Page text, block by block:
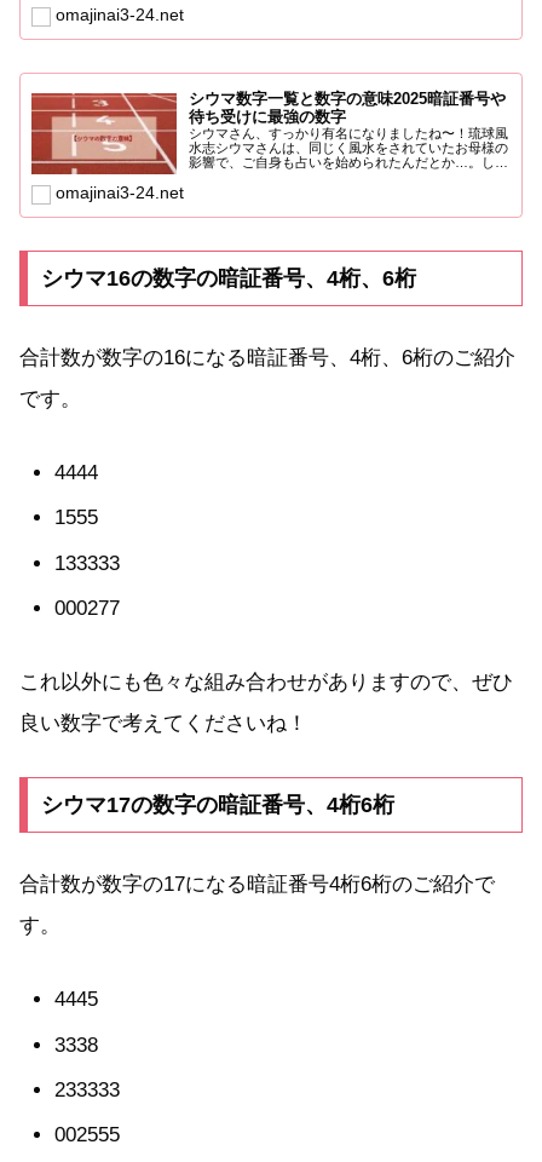
omajinai3-24.net
シウマ数字一覧と数字の意味2025暗証番号や
待ち受けに最強の数字
シウマさん、すっかり有名になりましたね〜！琉球風
水志シウマさんは、同じく風水をされていたお母様の
影響で、ご自身も占いを始められたんだとか…。しか
omajinai3-24.net
シウマ16の数字の暗証番号、4桁、6桁
合計数が数字の16になる暗証番号、4桁、6桁のご紹介
です。
4444
1555
133333
000277
これ以外にも色々な組み合わせがありますので、ぜひ
良い数字で考えてくださいね！
シウマ17の数字の暗証番号、4桁6桁
合計数が数字の17になる暗証番号4桁6桁のご紹介で
す。
4445
3338
233333
002555